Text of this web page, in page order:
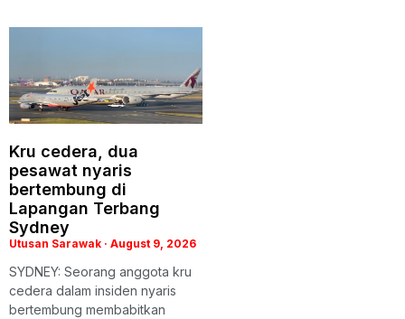
Kru cedera, dua
pesawat nyaris
bertembung di
Lapangan Terbang
Sydney
Utusan Sarawak August 9, 2026
SYDNEY: Seorang anggota kru
cedera dalam insiden nyaris
bertembung membabitkan